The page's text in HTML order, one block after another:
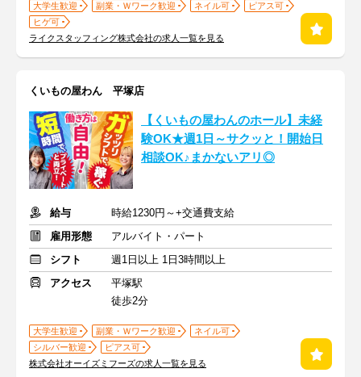
大学生歓迎 副業・Ｗワーク歓迎 ネイル可
ピアス可
ヒゲ可
ライクスタッフィング株式会社の求人一覧を見る
くいもの屋わん 平塚店
【くいもの屋わんのホール】未経
験OK★週1日～サクッと！開始日
相談OK♪まかないアリ◎
給与
時給1230円～+交通費支給
雇用形態
アルバイト・パート
シフト
週1日以上 1日3時間以上
アクセス
平塚駅
徒歩2分
大学生歓迎 副業・Ｗワーク歓迎
ネイル可
シルバー歓迎
ピアス可
株式会社オーイズミフーズの求人一覧を見る